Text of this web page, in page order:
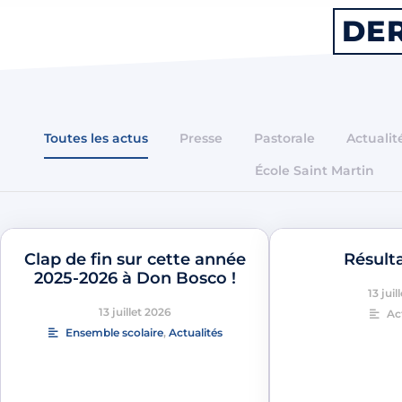
Toutes les actus Presse Pastorale
École Saint Martin
Clap de fin sur cette année
2025-2026 à Don Bosco !
13 juillet 2026
Ensemble scolaire, Actualités
13